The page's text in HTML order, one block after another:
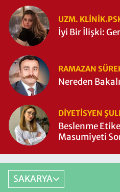
UZM.
İyi Bir İlişki:
RAMAZAN
Nereden
DIYETISYEN
Beslenme
Masumiyeti
SAKARYA